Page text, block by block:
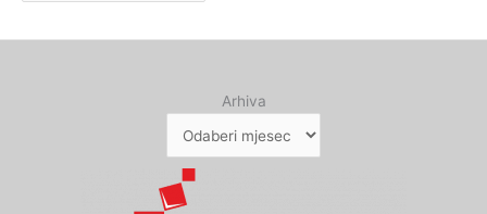
Arhiva